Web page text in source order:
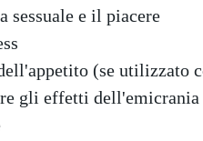
sessuale e il piacere
(se utilizzato
gli effetti dell'emicrania